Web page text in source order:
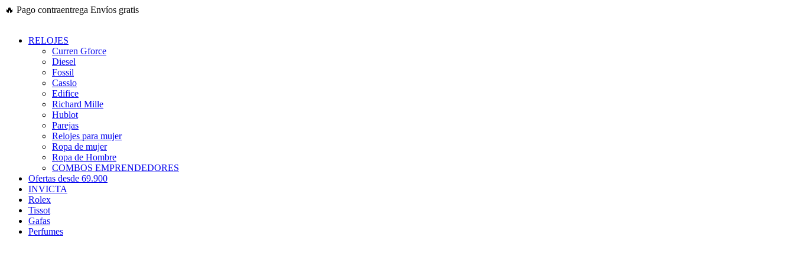
Ir
🔥 Pago contraentrega Envíos gratis
RELOJES
Curren Gforce
Diesel
Fossil
Cassio
Edifice
Richard Mille
Hublot
Parejas
Relojes para mujer
Ropa de mujer
Ropa de Hombre
COMBOS EMPRENDEDORES
Ofertas desde 69.900
INVICTA
Rolex
Tissot
Gafas
Perfumes